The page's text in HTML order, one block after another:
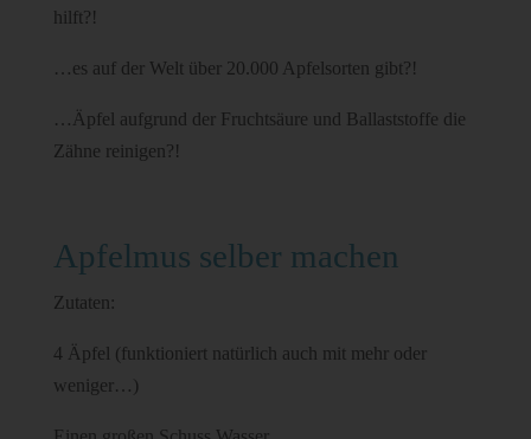
hilft?!
…es auf der Welt über 20.000 Apfelsorten gibt?!
…Äpfel aufgrund der Fruchtsäure und Ballaststoffe die
Zähne reinigen?!
Apfelmus selber machen
Zutaten:
4 Äpfel (funktioniert natürlich auch mit mehr oder
weniger…)